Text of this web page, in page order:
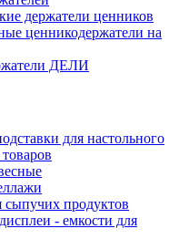
держатели ценников
ценникодержатели на
ДЕЛИ
для настольного
сыпучих продуктов
- емкости для